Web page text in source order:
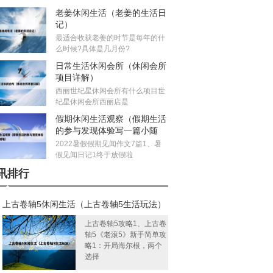
老姜休闲生活（老姜的生活日
记）
最适合收获老姜的时节是每年的什
么时候?具体是几月份?
日常生活休闲会所（休闲会所
项目详解）
西丽世纪星休闲会所有什么项目世
纪星休闲会所西丽店是
假期休闲生活观察（假期生活
的参与发现体验写一篇小随
笔）
2022暑假假期见闻作文7篇1、暑
假见闻日记1终于放假啦
排行
上古卷轴5休闲生活（上古卷轴5生活玩法）
上古卷轴5攻略1、上古卷
轴5《老滚5》新手简单攻
略1：开局海尔根，两个
选择